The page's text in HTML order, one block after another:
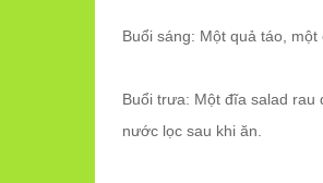
Buổi sáng: Một quả táo,
Buổi trưa: Một đĩa salad rau
nước lọc sau khi ăn.